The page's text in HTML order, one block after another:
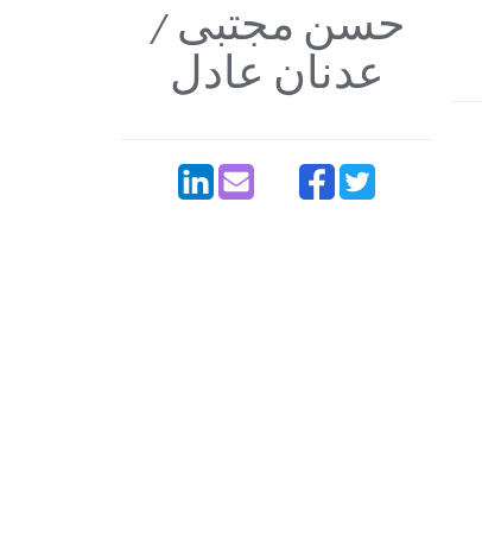
حسن مجتبی /
عدنان عادل